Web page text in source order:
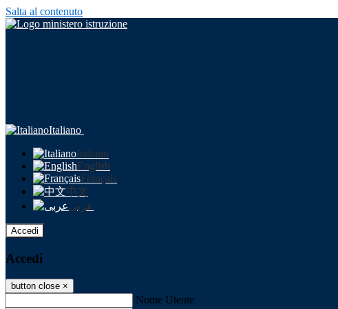
Salta al contenuto
Italiano
Italiano
English
Français
中文
عربى
Accedi
Accedi
button close ×
Nome Utente